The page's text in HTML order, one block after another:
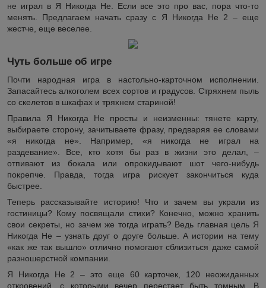
не играл в Я Никогда Не. Если все это про вас, пора что-то
менять. Предлагаем начать сразу с Я Никогда Не 2 – еще
жестче, еще веселее.
Чуть больше об игре
Почти народная игра в настольно-карточном исполнении.
Запасайтесь алкоголем всех сортов и градусов. Стряхнем пыль
со скелетов в шкафах и тряхнем стариной!
Правила Я Никогда Не просты и неизменны: тянете карту,
выбираете сторону, зачитываете фразу, предваряя ее словами
«я никогда не». Например, «я никогда не играл на
раздевание». Все, кто хотя бы раз в жизни это делал, –
отпивают из бокала или опрокидывают шот чего-нибудь
покрепче. Правда, тогда игра рискует закончиться куда
быстрее.
Теперь рассказывайте историю! Что и зачем вы украли из
гостиницы? Кому посвящали стихи? Конечно, можно хранить
свои секреты, но зачем же тогда играть? Ведь главная цель Я
Никогда Не – узнать друг о друге больше. А истории на тему
«как же так вышло» отлично помогают сблизиться даже самой
разношерстной компании.
Я Никогда Не 2 – это еще 60 карточек, 120 неожиданных
откровений, с которыми вечер перестает быть томным. В